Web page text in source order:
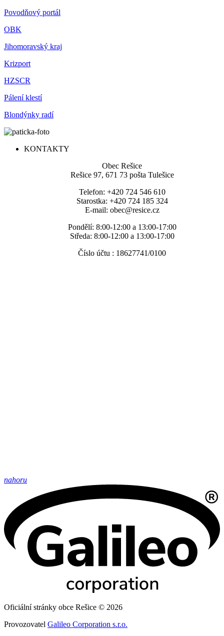
Povodňový portál
OBK
Jihomoravský kraj
Krizport
HZSCR
Pálení klestí
Blondýnky radí
KONTAKTY
Obec Rešice
Rešice 97, 671 73 pošta Tulešice
Telefon: +420 724 546 610
Starostka: +420 724 185 324
E-mail: obec@resice.cz
Pondělí: 8:00-12:00 a 13:00-17:00
Středa: 8:00-12:00 a 13:00-17:00
Číslo účtu : 18627741/0100
nahoru
Oficiální stránky obce Rešice © 2026
Provozovatel Galileo Corporation s.r.o.